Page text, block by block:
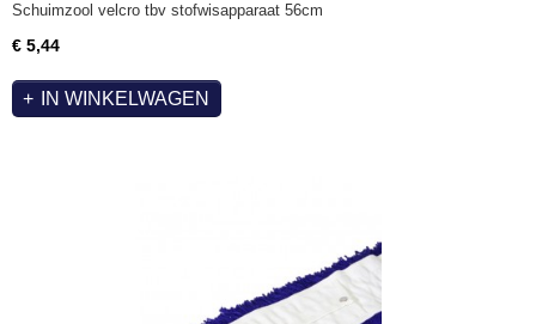
Schuimzool velcro tbv stofwisapparaat 56cm
€ 5,44
IN WINKELWAGEN